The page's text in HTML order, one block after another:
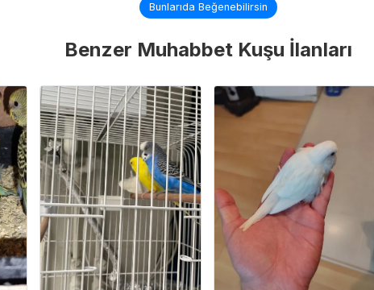
Bunlarıda Beğenebilirsin
Benzer Muhabbet Kuşu İlanları